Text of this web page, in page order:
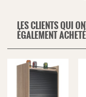
LES CLIENTS QUI
ÉGALEMENT